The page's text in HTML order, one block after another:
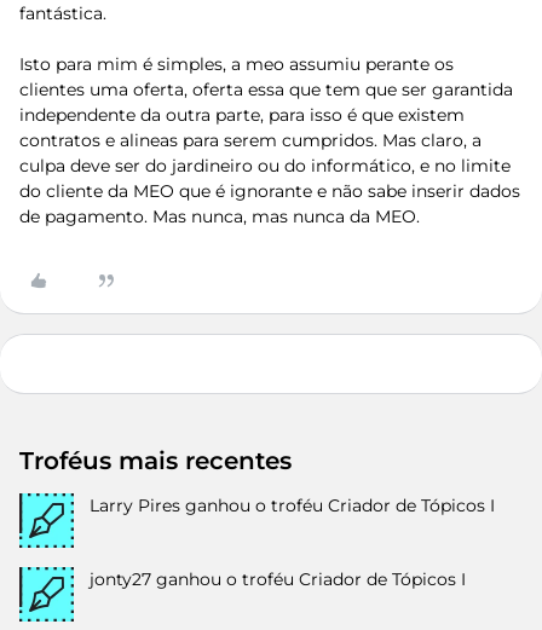
fantástica.
Isto para mim é simples, a meo assumiu perante os
clientes uma oferta, oferta essa que tem que ser garantida
independente da outra parte, para isso é que existem
contratos e alineas para serem cumpridos. Mas claro, a
culpa deve ser do jardineiro ou do informático, e no limite
do cliente da MEO que é ignorante e não sabe inserir dados
de pagamento. Mas nunca, mas nunca da MEO.
Troféus mais recentes
Larry Pires ganhou o troféu Criador de Tópicos I
jonty27 ganhou o troféu Criador de Tópicos I